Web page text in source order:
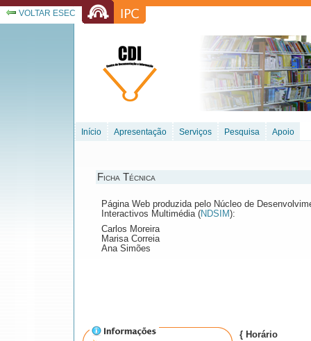
VOLTAR ESEC
Início Apresentação Serviços Pesquisa Apoio
Ficha Técnica
Página Web produzida pelo Núcleo de
Interactivos Multimédia (NDSIM ):
Carlos Moreira
Marisa Correia
Ana Simões
{ Horário